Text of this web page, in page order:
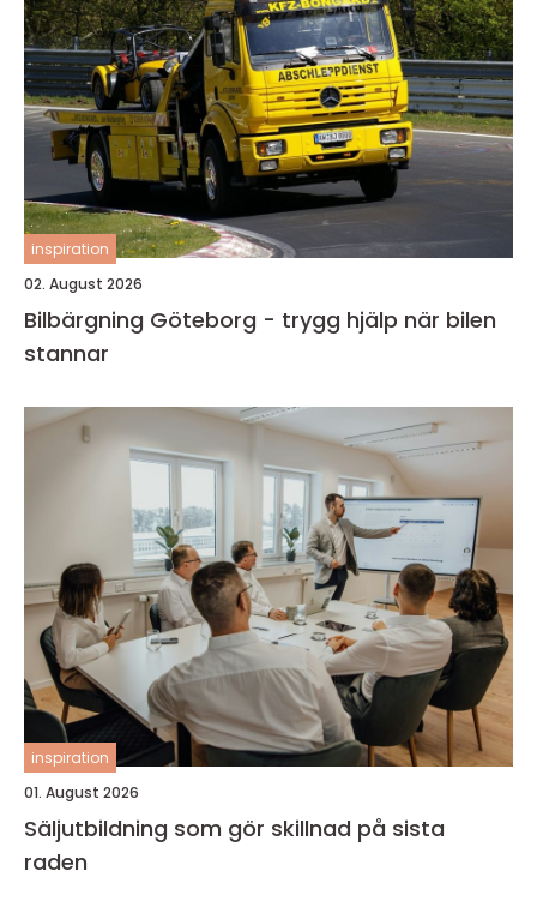
inspiration
02. August 2026
Bilbärgning Göteborg - trygg hjälp när bilen
stannar
inspiration
01. August 2026
Säljutbildning som gör skillnad på sista
raden